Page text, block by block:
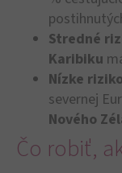
Stredné
Karibiku
Nízke
severnej
Nového
Čo robiť,